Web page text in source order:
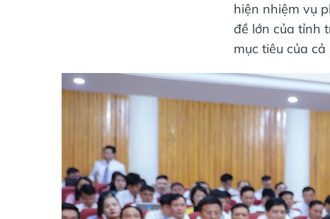
hiện nhiệm vụ
đề lớn của tỉnh
mục tiêu của cả